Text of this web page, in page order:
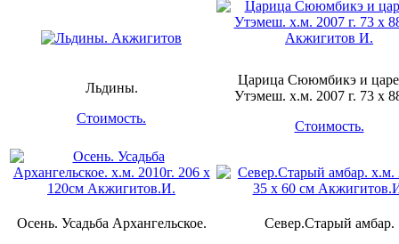
Льдины.
Стоимость.
Царица Сююмбикэ и
Утэмеш. х.м. 2007 г. 73 х
Стоимость.
Осень. Усадьба Архангельское.
Север.Старый амбар.